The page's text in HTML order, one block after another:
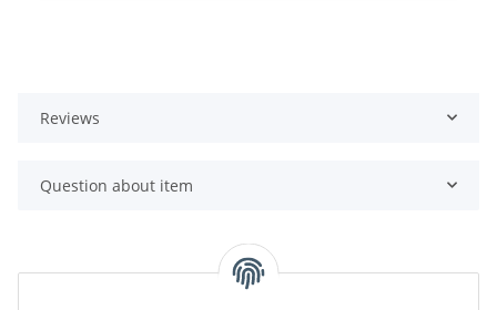
Reviews
Question about item